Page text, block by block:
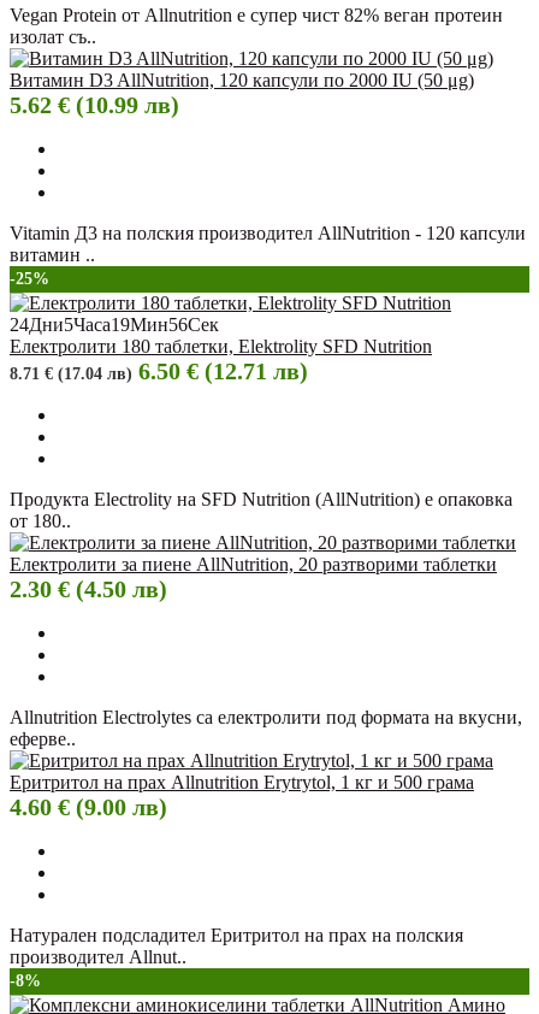
Vegan Protein от Allnutrition е супер чист 82% веган протеин
изолат съ..
Витамин D3 AllNutrition, 120 капсули по 2000 IU (50 μg)
5.62 € (10.99 лв)
Vitamin Д3 на полския производител AllNutrition - 120 капсули
витамин ..
-25%
24Дни5Часа19Мин55Сек
Електролити 180 таблетки, Elektrolity SFD Nutrition
8.71 € (17.04 лв) 6.50 € (12.71 лв)
Продукта Electrolity на SFD Nutrition (AllNutrition) е опаковка
от 180..
Електролити за пиене AllNutrition, 20 разтворими таблетки
2.30 € (4.50 лв)
Allnutrition Electrolytes са електролити под формата на вкусни,
еферве..
Еритритол на прах Allnutrition Erytrytol, 1 кг и 500 грама
4.60 € (9.00 лв)
Натурален подсладител Еритритол на прах на полския
производител Allnut..
-8%